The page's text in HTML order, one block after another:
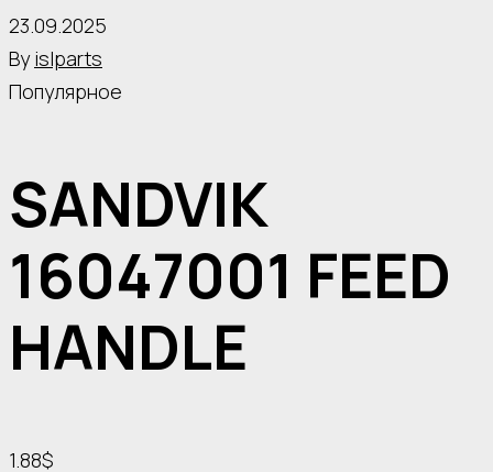
23.09.2025
By islparts
Популярное
SANDVIK
16047001 FEED
HANDLE
1.88$